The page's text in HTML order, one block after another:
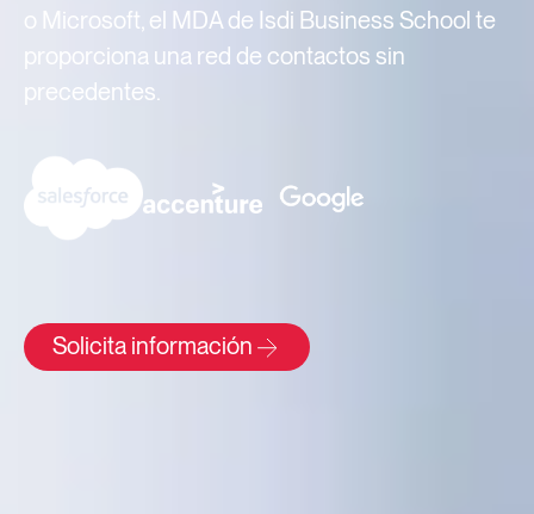
o Microsoft, el MDA de Isdi Business School te
proporciona una red de contactos sin
precedentes.
Solicita información